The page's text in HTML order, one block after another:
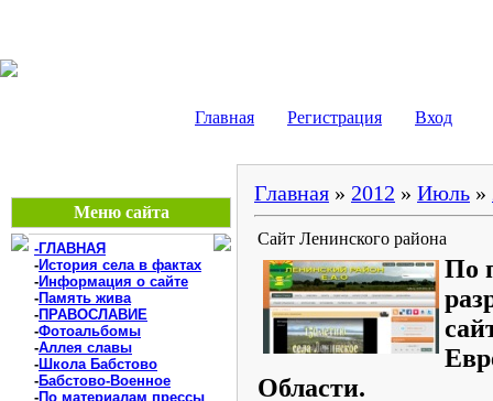
Главная Регистрация Вход
Меню сайта
-ГЛАВНАЯ
-История села в фактах
-Информация о сайте
-Память жива
-ПРАВОСЛАВИЕ
-Фотоальбомы
-Аллея славы
-Школа Бабстово
-Бабстово-Военное
-По материалам прессы
Главная » 2012 » Июль »
Сайт Ленинского района
По
Области.